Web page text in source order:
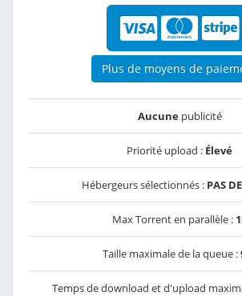
Plus de moyens de
Aucunepublicité
Priorité upload : Élevé
Hébergeurs sélectionnés : PAS
Max Torrent en parallèle :
Taille maximale de la queue :
Temps de download et d'upload